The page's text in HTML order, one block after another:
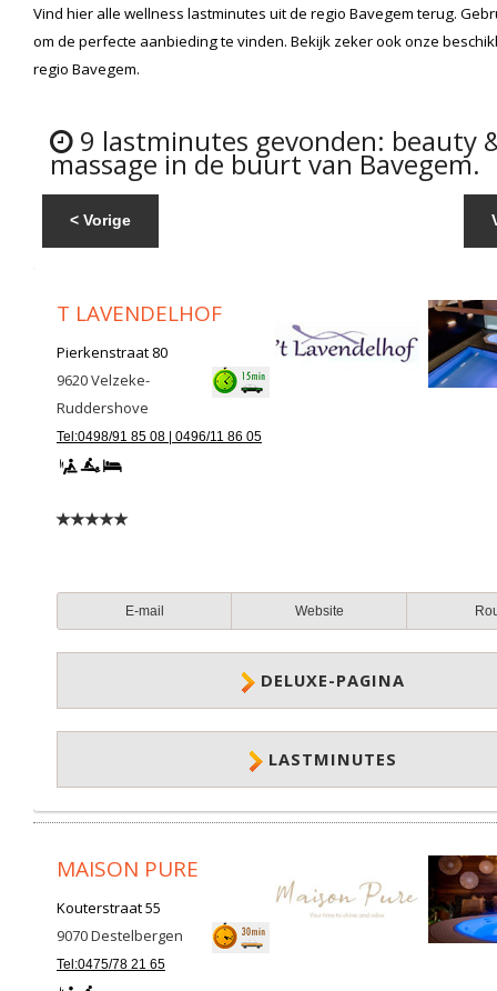
Vind hier alle wellness lastminutes uit de regio Bavegemterug.
om de perfecte aanbieding te vinden. Bekijk zeker ook onze
regio Bavegem.
9 lastminutes gevonden: beauty
massage in de buurt van Bavegem.
< Vorige
T LAVENDELHOF
Pierkenstraat 80
9620Velzeke-
Ruddershove
Tel:0498/91 85 08 | 0496/11 86 05
E-mail Website
DELUXE-PAGINA
LASTMINUTES
MAISON PURE
Kouterstraat 55
9070Destelbergen
Tel:0475/78 21 65